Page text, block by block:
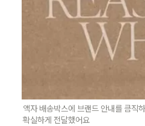
액자 배송박스에 브랜드 안내를 큼직
확실하게 전달했어요